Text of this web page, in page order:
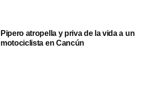
Pipero atropella y priva de la vida a un
motociclista en Cancún